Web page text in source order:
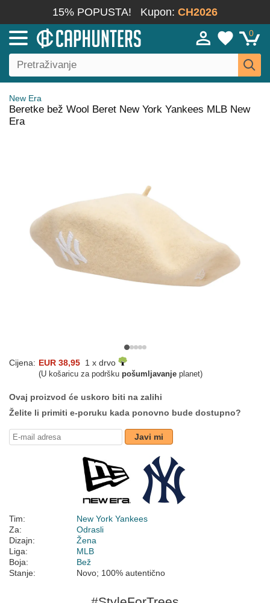
15% POPUSTA! Kupon: CH2026
0
New Era
Beretke bež Wool Beret New York Yankees MLB New
Era
Cijena: EUR 38,95 1 x drvo
(U košaricu za podršku pošumljavanje planet)
Ovaj proizvod će uskoro biti na zalihi
Želite li primiti e-poruku kada ponovno bude dostupno?
Javi mi
Tim:
New York Yankees
Za:
Odrasli
Dizajn:
Žena
Liga:
MLB
Boja:
Bež
Stanje:
Novo; 100% autentično